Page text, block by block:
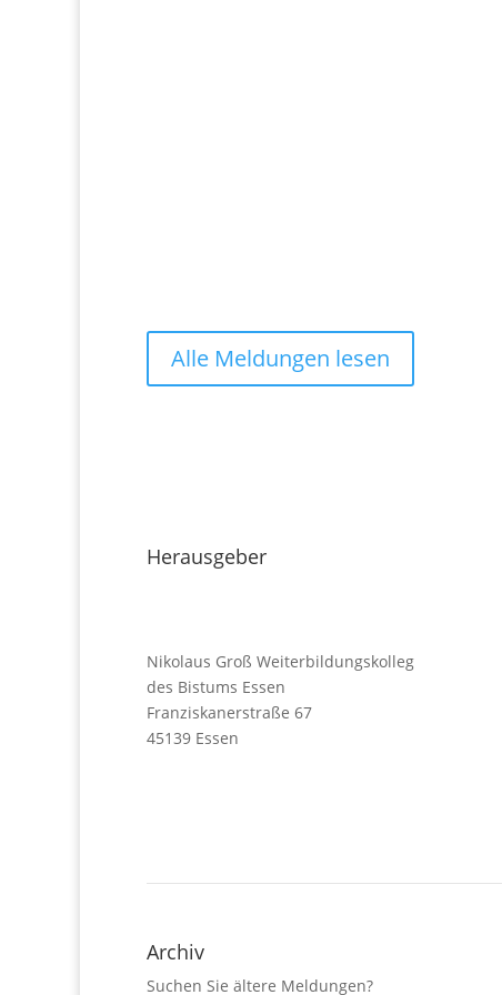
Alle Meldungen lesen
Herausgeber
Nikolaus Groß Weiterbildungskolleg
des Bistums Essen
Franziskanerstraße 67
45139 Essen
Archiv
Suchen Sie ältere Meldungen?